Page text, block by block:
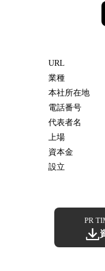
URL
業種
本社所在地
電話番号
代表者名
上場
資本金
設立
PR